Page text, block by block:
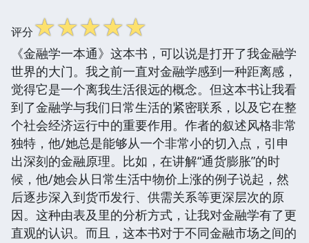
评分☆☆☆☆☆
《金融学一本通》这本书，可以说是打开了我金融学
世界的大门。我之前一直对金融学感到一种距离感，
觉得它是一个离我生活很远的概念。但这本书让我看
到了金融学与我们日常生活的紧密联系，以及它在整
个社会经济运行中的重要作用。作者的叙述风格非常
独特，他/她总是能够从一个非常小的切入点，引申
出深刻的金融原理。比如，在讲解“通货膨胀”的时
候，他/她会从日常生活中物价上涨的例子说起，然
后逐步深入到货币发行、供需关系等更深层次的原
因。这种由表及里的分析方式，让我对金融学有了更
直观的认识。而且，这本书对于不同金融市场之间的